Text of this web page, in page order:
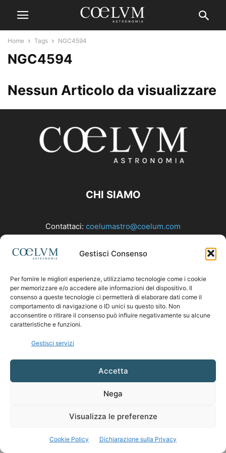
Gestisci Consenso
Per fornire le migliori esperienze, utilizziamo tecnologie come i cookie
per memorizzare e/o accedere alle informazioni del dispositivo. Il
consenso a queste tecnologie ci permetterà di elaborare dati come il
comportamento di navigazione o ID unici su questo sito. Non
acconsentire o ritirare il consenso può influire negativamente su alcune
caratteristiche e funzioni.
Gestisci servizi
Accetta
Nega
Visualizza le preferenze
Cookie Policy Dichiarazione sulla Privacy
Home Tags NGC4594
NGC4594
Nessun Articolo da visualizzare
CHI SIAMO
Contattaci: coelumastro@coelum.com
SEGUICI